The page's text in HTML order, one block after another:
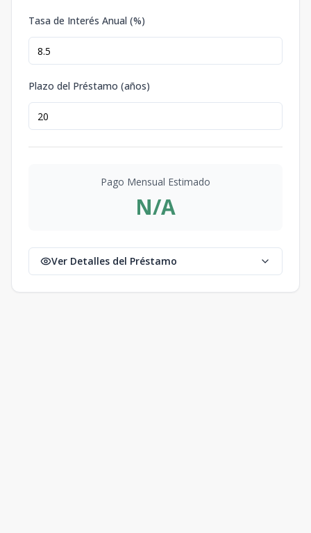
Tasa de Interés Anual (%)
Plazo del Préstamo (años)
Pago Mensual Estimado
N/A
Ver Detalles del Préstamo